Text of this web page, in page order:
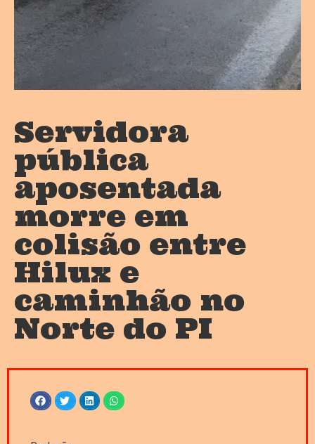
Servidora
pública
aposentada
morre em
colisão entre
Hilux e
caminhão no
Norte do PI